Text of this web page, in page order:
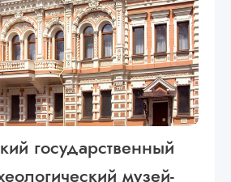
государственный
музей-